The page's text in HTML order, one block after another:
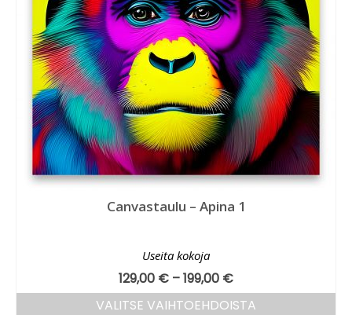
Canvastaulu – Apina 1
Useita kokoja
129,00 € –199,00 €
VALITSE VAIHTOEHDOISTA